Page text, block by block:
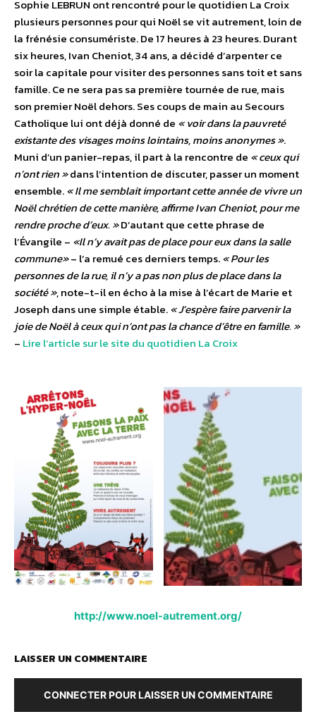
Sophie LEBRUN ont rencontré pour le quotidien La Croix
plusieurs personnes pour qui Noël se vit autrement, loin de
la frénésie consumériste. De 17 heures à 23 heures. Durant
six heures, Ivan Cheniot, 34 ans, a décidé d’arpenter ce
soir la capitale pour visiter des personnes sans toit et sans
famille. Ce ne sera pas sa première tournée de rue, mais
son premier Noël dehors. Ses coups de main au Secours
Catholique lui ont déjà donné de « voir dans la pauvreté
existante des visages moins lointains, moins anonymes ».
Muni d’un panier-repas, il part à la rencontre de « ceux qui
n’ont rien »dans l’intention de discuter, passer un moment
ensemble.« Il me semblait important cette année de vivre un
Noël chrétien de cette manière, affirme Ivan Cheniot, pour me
rendre proche d’eux. »D’autant que cette phrase de
l’Évangile – «Il n’y avait pas de place pour eux dans la salle
commune»– l’a remué ces derniers temps.« Pour les
personnes de la rue, il n’y a pas non plus de place dans la
société », note-t-il en écho à la mise à l’écart de Marie et
Joseph dans une simple étable.« J’espère faire parvenir la
joie de Noël à ceux qui n’ont pas la chance d’être en famille. »
– Lire l’article sur le site du quotidien La Croix
http://www.noel-autrement.org/
LAISSER UN COMMENTAIRE
CONNECTER POUR LAISSER UN COMMENTAIRE